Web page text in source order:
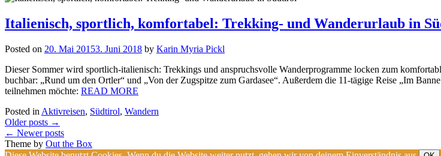
Italienisch, sportlich, komfortabel: Trekking- und Wanderurlaub in
Posted on 20. Mai 20153. Juni 2018 by Karin Myria Pickl
Dieser Sommer wird sportlich-italienisch: Trekkings und anspruchsvolle Wanderprogramme locken zum
buchbar: „Rund um den Ortler“ und „Von der Zugspitze zum Gardasee“. Außerdem die 11-tägige Reise „Im
teilnehmen möchte: READ MORE
Posted in Aktivreisen, Südtirol, Wandern
Posts
navigation
Older posts →
← Newer posts
Theme by Out the Box